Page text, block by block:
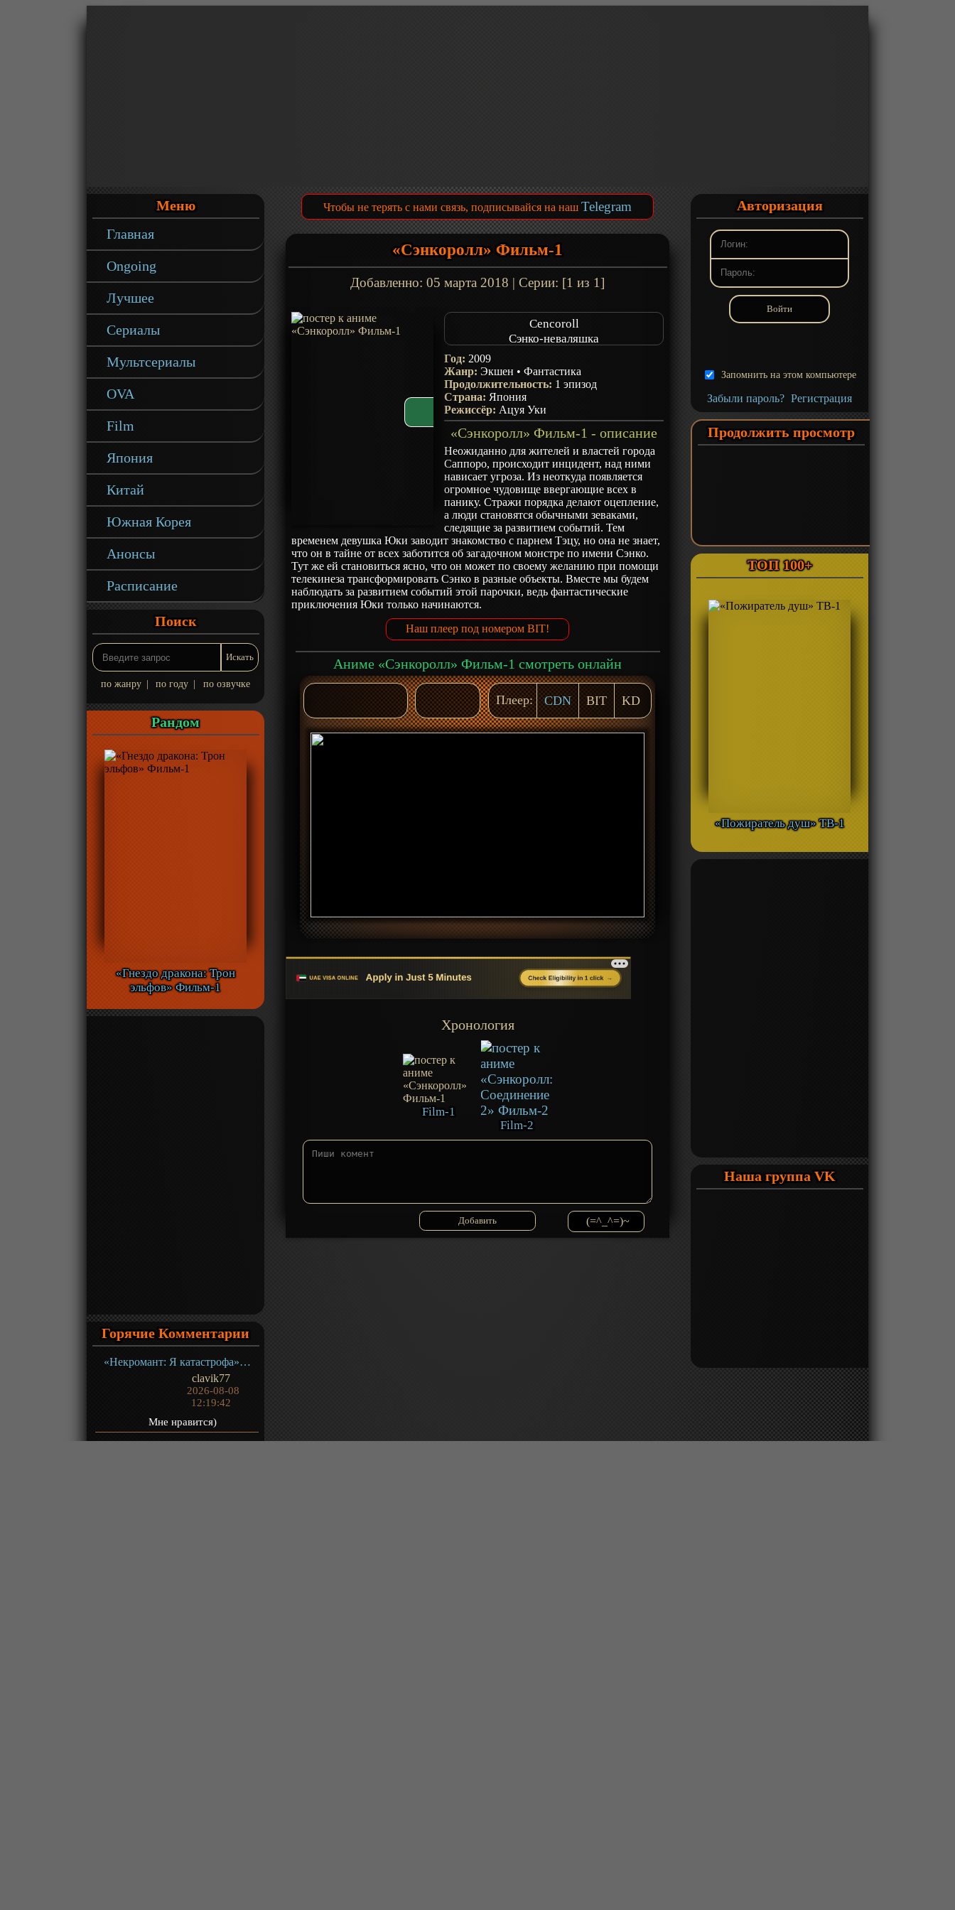
Меню
Главная
Ongoing
Лучшее
Сериалы
Мультсериалы
OVA
Film
Япония
Китай
Южная Корея
Анонсы
Расписание
Поиск
по жанру по году по озвучке
Рандом
«Гнездо дракона: Трон
эльфов» Фильм-1
Горячие Комментарии
«Некромант: Я катастрофа» ТВ-1
clavik77
2026-08-08
12:19:42
Мне нравится)
Чтобы не терять с нами связь, подписывайся на наш Telegram
«Сэнкоролл» Фильм-1
Добавленно: 05 марта 2018 | Серии: [1 из 1]
Cencoroll
Сэнко-неваляшка
Год: 2009
Жанр:Экшен •Фантастика
Продолжительность: 1 эпизод
Страна: Япония
Режиссёр: Ацуя Уки
«Сэнкоролл» Фильм-1 - описание
Неожиданно для жителей и властей города
Саппоро, происходит инцидент, над ними
нависает угроза. Из неоткуда появляется
огромное чудовище ввергающие всех в
панику. Стражи порядка делают оцепление,
а люди становятся обычными зеваками,
следящие за развитием событий. Тем
временем девушка Юки заводит знакомство с парнем Тэцу, но она не знает,
что он в тайне от всех заботится об загадочном монстре по имени Сэнко.
Тут же ей становиться ясно, что он может по своему желанию при помощи
телекинеза трансформировать Сэнко в разные объекты. Вместе мы будем
наблюдать за развитием событий этой парочки, ведь фантастические
приключения Юки только начинаются.
Наш плеер под номером BIT!
Аниме «Сэнкоролл» Фильм-1 смотреть онлайн
Плеер: CDN BIT KD
Хронология
Film-1
Film-2
(=^_^=)~
Авторизация
Запомнить на этом компьютере
Забыли пароль? Регистрация
Продолжить просмотр
ТОП 100+
«Пожиратель душ» ТВ-1
Наша группа VK